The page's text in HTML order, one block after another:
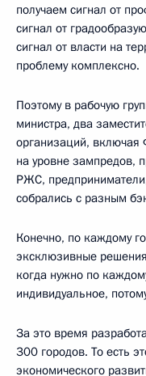
получаем сигнал от
сигнал от
сигнал от власти на
проблему комплексно.
Поэтому в рабочую
министра, два
организаций, включая
на уровне зампредов,
РЖС,
собрались с разным
Конечно, по каждому
эксклюзивные
когда нужно по
индивидуальное,
За это время
300 городов. То есть
экономического